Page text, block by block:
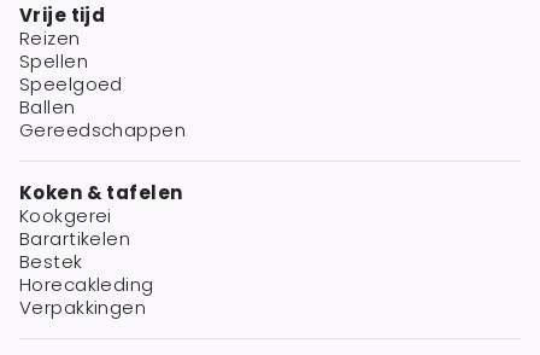
Vrije tijd
Reizen
Spellen
Speelgoed
Ballen
Gereedschappen
Koken & tafelen
Kookgerei
Barartikelen
Bestek
Horecakleding
Verpakkingen